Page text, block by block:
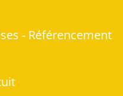
- Référencement